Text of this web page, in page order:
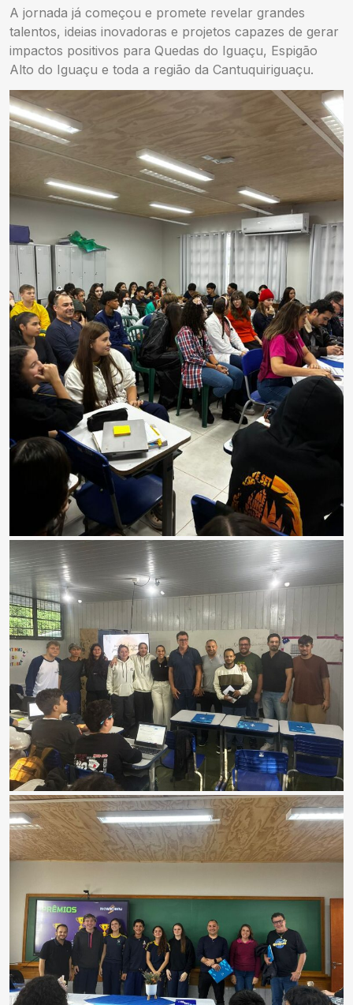
A jornada já começou e promete revelar grandes
talentos, ideias inovadoras e projetos capazes de gerar
impactos positivos para Quedas do Iguaçu, Espigão
Alto do Iguaçu e toda a região da Cantuquiriguaçu.